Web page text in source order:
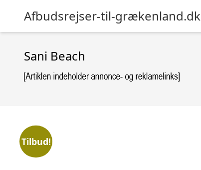
Afbudsrejser-til-grækenland.dk
Sani Beach
Tilbud!